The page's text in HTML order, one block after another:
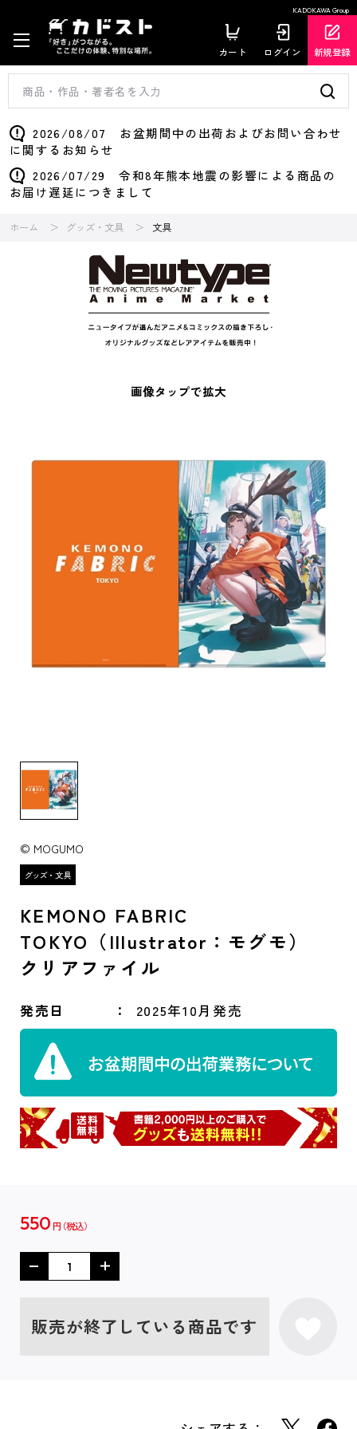
KADOKAWA Group
カート ログイン 新規登録
2026/08/07 お盆期間中の出荷およびお問い合わせ
に関するお知らせ
2026/07/29 令和8年熊本地震の影響による商品の
お届け遅延につきまして
ホーム グッズ・文具 文具
画像タップで拡大
© MOGUMO
KEMONO FABRIC
TOKYO（Illustrator：モグモ）
クリアファイル
発売日 2025年10月発売
550 円
販売が終了している商品です